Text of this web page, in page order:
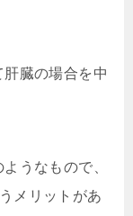
臓の場合を中
うなもので、
メリットがあ